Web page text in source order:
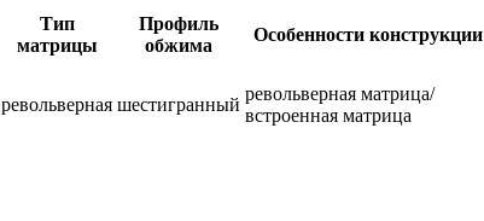
Тип
матрицы
Профиль
обжима
Особенности конструкции
револьверная шестигранный
револьверная матрица/
встроенная матрица